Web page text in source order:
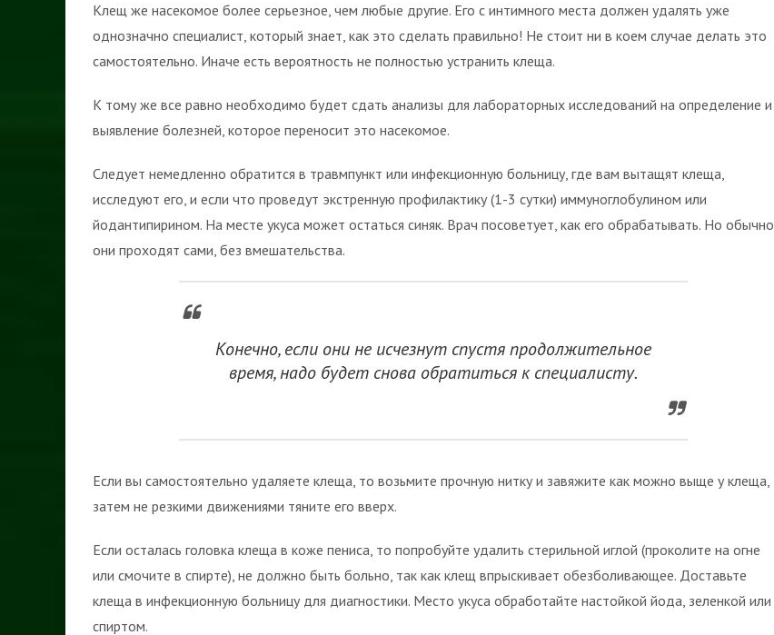
Клещ же насекомое более серьезное, чем любые другие. Его с интимного места должен удалять уже
однозначно специалист, который знает, как это сделать правильно! Не стоит ни в коем случае делать это
самостоятельно. Иначе есть вероятность не полностью устранить клеща.
К тому же все равно необходимо будет сдать анализы для лабораторных исследований на определение и
выявление болезней, которое переносит это насекомое.
Следует немедленно обратится в травмпункт или инфекционную больницу, где вам вытащят клеща,
исследуют его, и если что проведут экстренную профилактику (1-3 сутки) иммуноглобулином или
йодантипирином. На месте укуса может остаться синяк. Врач посоветует, как его обрабатывать. Но обычно
они проходят сами, без вмешательства.
Конечно, если они не исчезнут спустя продолжительное
время, надо будет снова обратиться к специалисту.
Если вы самостоятельно удаляете клеща, то возьмите прочную нитку и завяжите как можно выще у клеща,
затем не резкими движениями тяните его вверх.
Если осталась головка клеща в коже пениса, то попробуйте удалить стерильной иглой (проколите на огне
или смочите в спирте), не должно быть больно, так как клещ впрыскивает обезболивающее. Доставьте
клеща в инфекционную больницу для диагностики. Место укуса обработайте настойкой йода, зеленкой или
спиртом.